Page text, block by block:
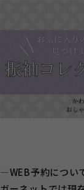
―WEB予約につい